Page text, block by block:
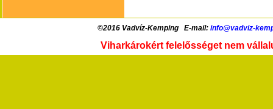
©2016 Vadvíz-Kemping E-mail: info@vadviz-
Viharkárokért felelősséget nem